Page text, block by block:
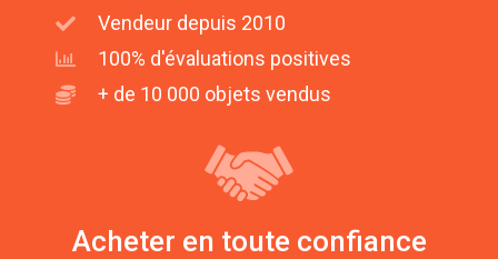
Vendeur depuis 2010
100% d'évaluations positives
+ de 10 000 objets vendus
Acheter en toute confiance